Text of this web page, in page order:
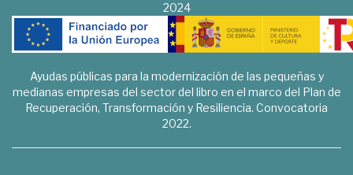
2024
Ayudas públicas para la modernización de las pequeñas y
medianas empresas del sector del libro en el marco del Plan de
Recuperación, Transformación y Resiliencia. Convocatoria
2022.